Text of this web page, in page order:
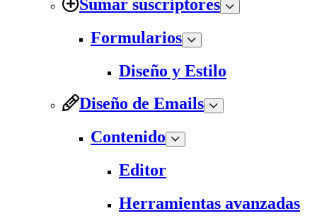
Sumar suscriptores
Formularios
Diseño y Estilo
Diseño de Emails
Contenido
Editor
Herramientas avanzadas